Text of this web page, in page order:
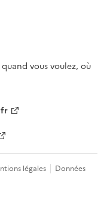
vous voulez, où
légales
Données